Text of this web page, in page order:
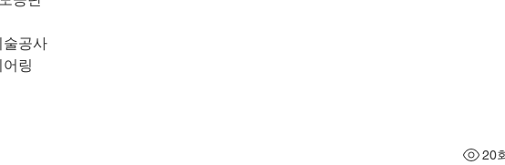
술공사
링
20